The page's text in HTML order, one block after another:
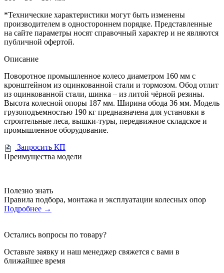
*Технические характеристики могут быть изменены
производителем в одностороннем порядке. Представленные
на сайте параметры носят справочный характер и не являются
публичной офертой.
Описание
Поворотное промышленное колесо диаметром 160 мм с
кронштейном из оцинкованной стали и тормозом. Обод отлит
из оцинкованной стали, шинка – из литой чёрной резины.
Высота колесной опоры 187 мм. Ширина обода 36 мм. Модель
грузоподъемностью 190 кг предназначена для установки в
строительные леса, вышки-туры, передвижное складское и
промышленное оборудование.
Запросить КП
Преимущества модели
Полезно знать
Правила подбора, монтажа и эксплуатации колесных опор
Подробнее →
Остались вопросы по товару?
Оставьте заявку и наш менеджер свяжется с вами в
ближайшее время